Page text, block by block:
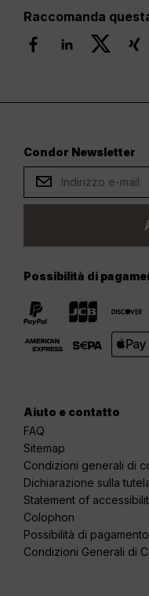
Raccomanda
Condor Newsletter
Possibilità di
Aiuto e contatto
FAQ
Sitemap
Condizioni generali di
Dichiarazione sulla
Statement of
Colophon
Possibilità di pagamento
Condizioni Generali di